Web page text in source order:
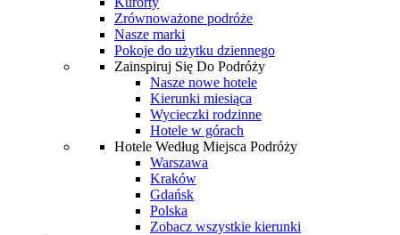
Zrównoważone podróże
Nasze marki
Pokoje do użytku dziennego
Zainspiruj Się Do Podróży
Nasze nowe hotele
Kierunki miesiąca
Wycieczki rodzinne
Hotele w górach
Hotele Według Miejsca Podróży
Warszawa
Kraków
Gdańsk
Polska
Zobacz wszystkie kierunki